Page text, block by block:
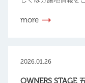
more
2026.01.26
OWNERS STAGE